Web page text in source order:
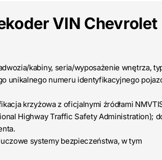
VIN Chevrolet
kabiny, seria/wyposażenie wnętrza,
unikalnego numeru identyfikacyjnego
krzyżowa z oficjalnymi źródłami
Highway Traffic Safety Administration);
systemy bezpieczeństwa, w tym